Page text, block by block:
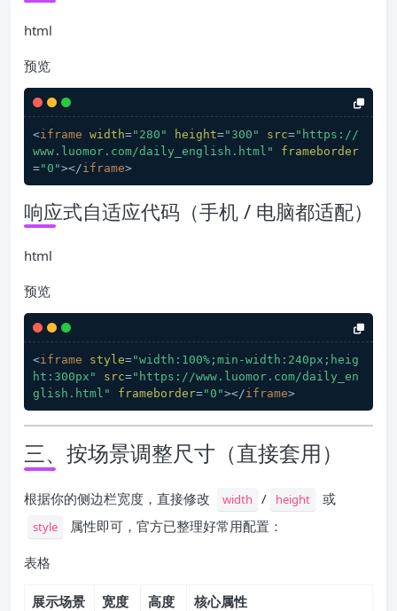
html
预览
<iframe width="280" height="300" src="https://
www.luomor.com/daily_english.html"
frameborder
="0"></iframe>
响应式自适应代码（手机 / 电脑都适配）
html
预览
<iframe style="width:100%;min-width:240px;heig
ht:300px"
src="https://www.luomor.com/daily_en
glish.html"
frameborder="0"></iframe>
三、按场景调整尺寸（直接套用）
根据你的侧边栏宽度，直接修改 width / height 或
style 属性即可，官方已整理好常用配置：
表格
展示场景 宽度 高度 核心属性